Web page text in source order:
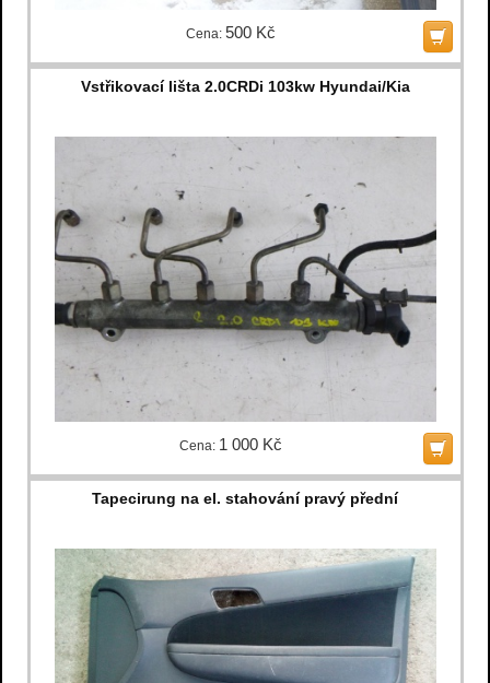
Cena: 500 Kč
Vstřikovací lišta 2.0CRDi 103kw Hyundai/Kia
Cena: 1 000 Kč
Tapecirung na el. stahování pravý přední